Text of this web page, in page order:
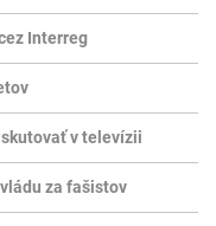
Interreg
v televízii
za fašistov